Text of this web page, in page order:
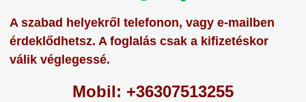
A szabad helyekről telefonon, vagy e-mailben
érdeklődhetsz. A foglalás csak a kifizetéskor
válik véglegessé.
Mobil: +36307513255